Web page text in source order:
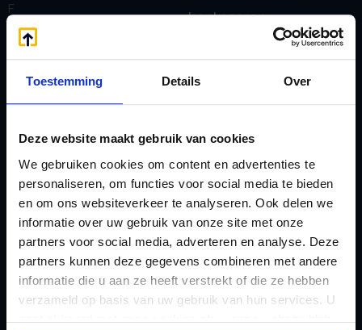
Toestemming Details Over
Deze website maakt gebruik van cookies
We gebruiken cookies om content en advertenties te
personaliseren, om functies voor social media te bieden
en om ons websiteverkeer te analyseren. Ook delen we
informatie over uw gebruik van onze site met onze
partners voor social media, adverteren en analyse. Deze
partners kunnen deze gegevens combineren met andere
informatie die u aan ze heeft verstrekt of die ze hebben
verzameld op basis van uw gebruik van hun services. U
gaat akkoord met onze cookies als u onze website blijft
F
Fiscale waardering
Flex BV oprichten of
omzetten
G
Geleidebiljet jaarstukken
2024
Geleidebiljet jaarstukken
2025
Handleiding aanleveren
banksparen
Overgang naar
Pensioen BV bij
overlijden
Pensioen BV en
echtscheiding
Pensioen in de
jaarrekening
Prijslijst